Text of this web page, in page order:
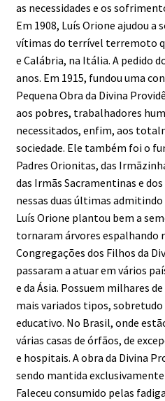
as necessidades e os
Em 1908, Luís Orione ajudou a
vítimas do terrível terremoto
e Calábria, na Itália. A pedido
anos. Em 1915, fundou uma
Pequena Obra da Divina
aos pobres, trabalhadores
necessitados, enfim, aos
sociedade. Ele também foi o
Padres Orionitas, das
das Irmãs Sacramentinas e
nessas duas últimas
Luís Orione plantou bem a
tornaram árvores espalhando
Congregações dos Filhos da
passaram a atuar em vários
e da Ásia. Possuem milhares
mais variados tipos,
educativo. No Brasil, onde
várias casas de órfãos, de
e hospitais. A obra da Divina
sendo mantida
Faleceu consumido pelas